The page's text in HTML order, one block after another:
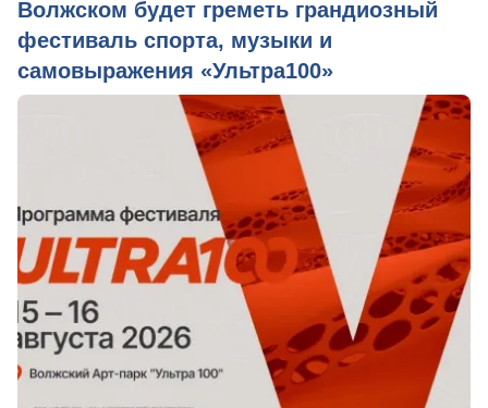
Волжском будет греметь грандиозный
фестиваль спорта, музыки и
самовыражения «Ультра100»